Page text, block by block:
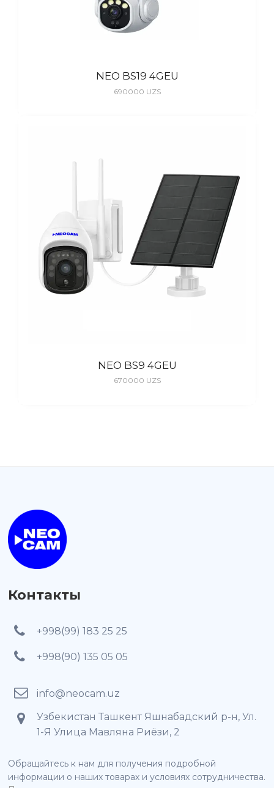
NEO BS19 4GEU
690000 UZS
NEO BS9 4GEU
670000 UZS
Контакты
+998(99) 183 25 25
+998(90) 135 05 05
info@neocam.uz
Узбекистан Ташкент Яшнабадский р-н, Ул.
1-Я Улица Мавляна Риёзи, 2
Обращайтесь к нам для получения подробной
информации о наших товарах и условиях сотрудничества.